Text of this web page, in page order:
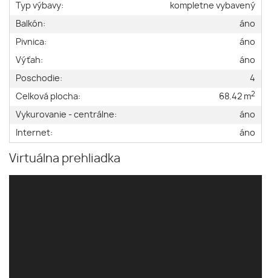
Typ výbavy:
kompletne vybavený
Balkón:
áno
Pivnica:
áno
Výťah:
áno
Poschodie:
4
Celková plocha:
68.42 m2
Vykurovanie - centrálne:
áno
Internet:
áno
Virtuálna prehliadka